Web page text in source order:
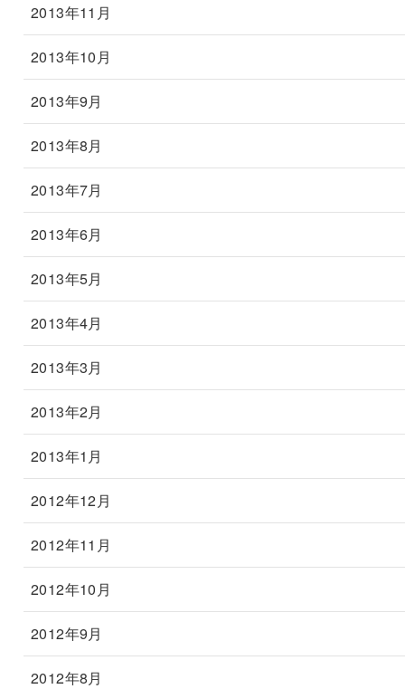
2013年11月
2013年10月
2013年9月
2013年8月
2013年7月
2013年6月
2013年5月
2013年4月
2013年3月
2013年2月
2013年1月
2012年12月
2012年11月
2012年10月
2012年9月
2012年8月